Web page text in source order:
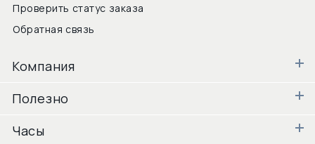
Проверить статус заказа
Обратная связь
Компания
Полезно
Часы